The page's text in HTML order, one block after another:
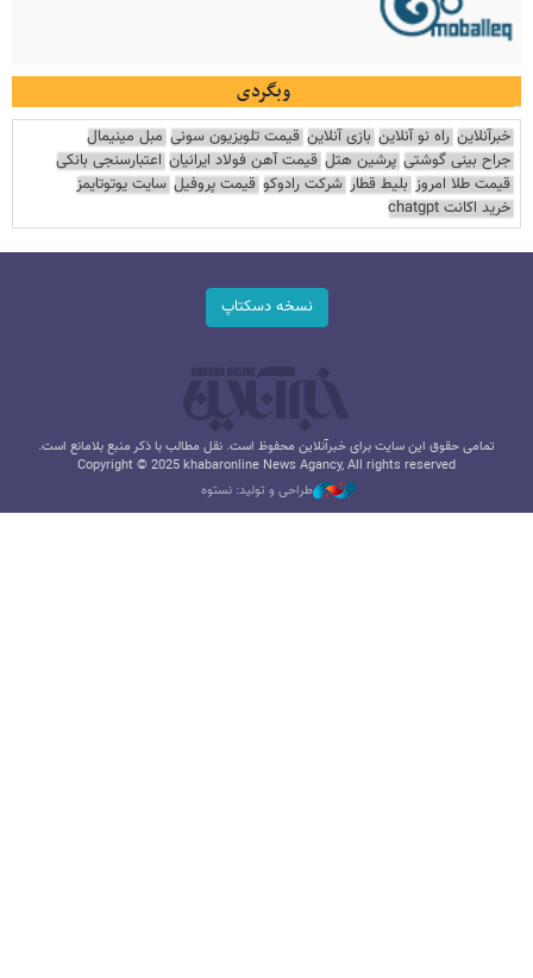
وبگردی
خبرآنلاین راه نو آنلاین بازی آنلاین قیمت تلویزیون سونی مبل مینیمال
جراح بینی گوشتی پرشین هتل قیمت آهن فولاد ایرانیان اعتبارسنجی بانکی
قیمت طلا امروز بلیط قطار شرکت رادوکو قیمت پروفیل سایت یوتوتایمز
خرید اکانت chatgpt
نسخه دسکتاپ
تمامی حقوق این سایت برای خبرآنلاین محفوظ است. نقل مطالب با ذکر منبع بلامانع است.
Copyright © 2025 khabaronline News Agancy, All rights reserved
طراحی و تولید: نستوه